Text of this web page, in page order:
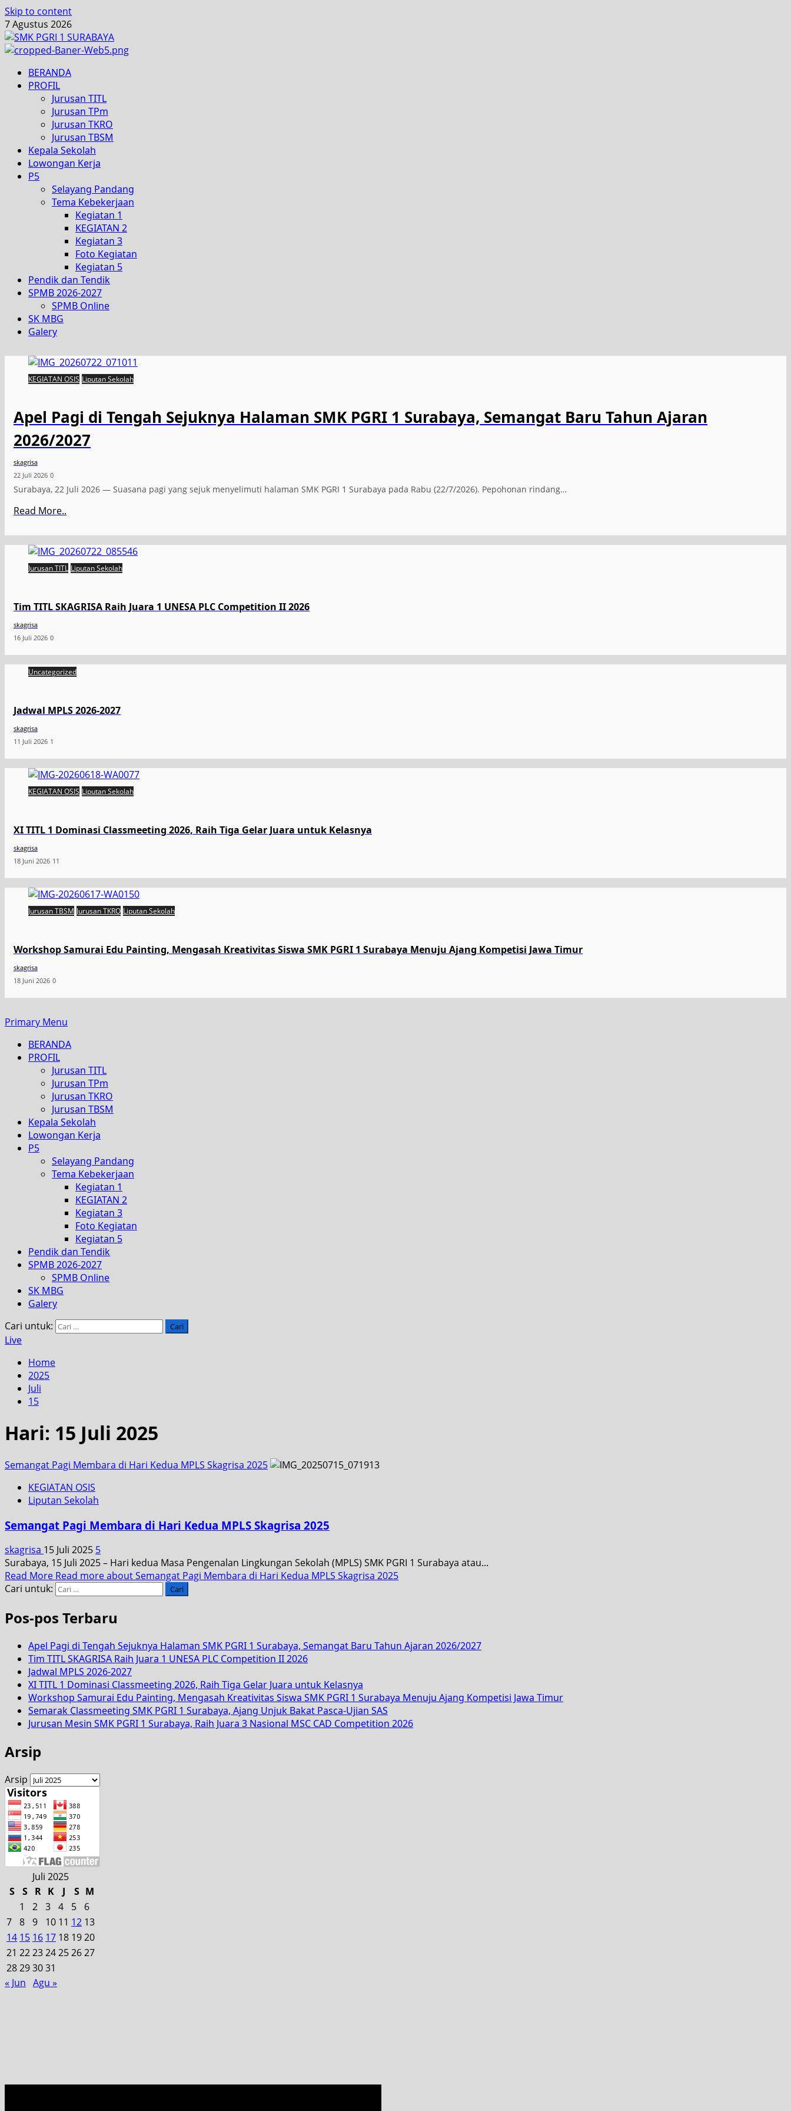
Skip to content
7 Agustus 2026
BERANDA
PROFIL
Jurusan TITL
Jurusan TPm
Jurusan TKRO
Jurusan TBSM
Kepala Sekolah
Lowongan Kerja
P5
Selayang Pandang
Tema Kebekerjaan
Kegiatan 1
KEGIATAN 2
Kegiatan 3
Foto Kegiatan
Kegiatan 5
Pendik dan Tendik
SPMB 2026-2027
SPMB Online
SK MBG
Galery
KEGIATAN OSIS Liputan Sekolah
Apel Pagi di Tengah Sejuknya Halaman SMK PGRI 1 Surabaya, Semangat Baru Tahun Ajaran
2026/2027
skagrisa
22 Juli 2026 0
Surabaya, 22 Juli 2026 — Suasana pagi yang sejuk menyelimuti halaman SMK PGRI 1 Surabaya pada Rabu (22/7/2026). Pepohonan rindang…
Read More..
Jurusan TITL Liputan Sekolah
Tim TITL SKAGRISA Raih Juara 1 UNESA PLC Competition II 2026
skagrisa
16 Juli 2026 0
Uncategorized
Jadwal MPLS 2026-2027
skagrisa
11 Juli 2026 1
KEGIATAN OSIS Liputan Sekolah
XI TITL 1 Dominasi Classmeeting 2026, Raih Tiga Gelar Juara untuk Kelasnya
skagrisa
18 Juni 2026 11
Jurusan TBSM Jurusan TKRO Liputan Sekolah
Workshop Samurai Edu Painting, Mengasah Kreativitas Siswa SMK PGRI 1 Surabaya Menuju Ajang Kompetisi Jawa Timur
skagrisa
18 Juni 2026 0
Primary Menu
BERANDA
PROFIL
Jurusan TITL
Jurusan TPm
Jurusan TKRO
Jurusan TBSM
Kepala Sekolah
Lowongan Kerja
P5
Selayang Pandang
Tema Kebekerjaan
Kegiatan 1
KEGIATAN 2
Kegiatan 3
Foto Kegiatan
Kegiatan 5
Pendik dan Tendik
SPMB 2026-2027
SPMB Online
SK MBG
Galery
Cari untuk:
Live
Home
2025
Juli
15
Hari: 15 Juli 2025
Semangat Pagi Membara di Hari Kedua MPLS Skagrisa 2025
KEGIATAN OSIS
Liputan Sekolah
Semangat Pagi Membara di Hari Kedua MPLS Skagrisa 2025
skagrisa 15 Juli 2025 5
Surabaya, 15 Juli 2025 – Hari kedua Masa Pengenalan Lingkungan Sekolah (MPLS) SMK PGRI 1 Surabaya atau...
Read More Read more about Semangat Pagi Membara di Hari Kedua MPLS Skagrisa 2025
Cari untuk:
Pos-pos Terbaru
Apel Pagi di Tengah Sejuknya Halaman SMK PGRI 1 Surabaya, Semangat Baru Tahun Ajaran 2026/2027
Tim TITL SKAGRISA Raih Juara 1 UNESA PLC Competition II 2026
Jadwal MPLS 2026-2027
XI TITL 1 Dominasi Classmeeting 2026, Raih Tiga Gelar Juara untuk Kelasnya
Workshop Samurai Edu Painting, Mengasah Kreativitas Siswa SMK PGRI 1 Surabaya Menuju Ajang Kompetisi Jawa Timur
Semarak Classmeeting SMK PGRI 1 Surabaya, Ajang Unjuk Bakat Pasca-Ujian SAS
Jurusan Mesin SMK PGRI 1 Surabaya, Raih Juara 3 Nasional MSC CAD Competition 2026
Arsip
Arsip
Juli 2025
S
S R K J S M
1
2 3 4 5
6
7 8 9 10 11 12 13
14 15 16 17 18 1920
21 222324252627
28293031
« Jun Agu »